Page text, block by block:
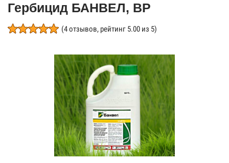
Гербицид БАНВЕЛ, ВР
(4отзывов, рейтинг 5.00 из 5)